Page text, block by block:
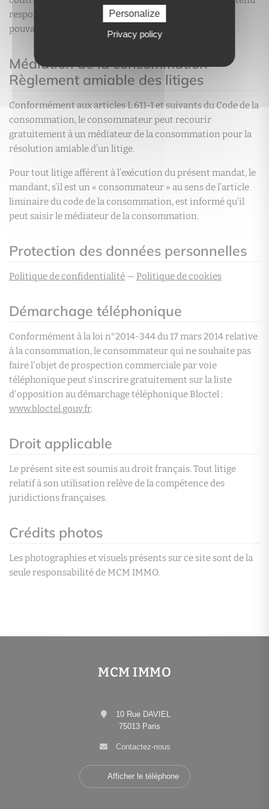
responsable des erreurs, omissions ou inexactitudes
pouvant s’y trouver.
Médiation de la consommation –
Règlement amiable des litiges
Conformément aux articles L.611-1 et suivants du Code de la
consommation, le consommateur peut recourir
gratuitement à un médiateur de la consommation pour la
résolution amiable d’un litige.
Pour tout litige afférent à l’exécution du présent mandat, le
mandant, s’il est un « consommateur » au sens de l’article
liminaire du code de la consommation, est informé qu’il
peut saisir le médiateur de la consommation.
Protection des données personnelles
Politique de confidentialité — Politique de cookies
Démarchage téléphonique
Conformément à la loi n°2014-344 du 17 mars 2014 relative
à la consommation, le consommateur qui ne souhaite pas
faire l'objet de prospection commerciale par voie
téléphonique peut s'inscrire gratuitement sur la liste
d'opposition au démarchage téléphonique Bloctel :
www.bloctel.gouv.fr.
Droit applicable
Le présent site est soumis au droit français. Tout litige
relatif à son utilisation relève de la compétence des
juridictions françaises.
Crédits photos
Les photographies et visuels présents sur ce site sont de la
seule responsabilité de MCM IMMO.
MCM IMMO
10 Rue DAVIEL
75013 Paris
Contactez-nous
Afficher le téléphone
Personalize
Privacy policy